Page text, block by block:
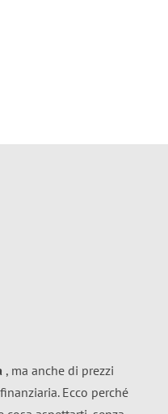
, ma anche di prezzi
Ecco perché